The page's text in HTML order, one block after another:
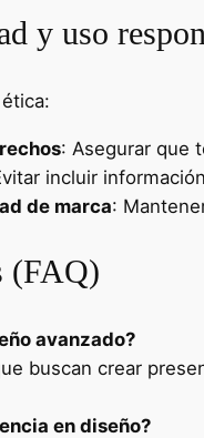
y uso
: Asegurar que
incluir
de marca:
(FAQ)
avanzado?
buscan crear
en diseño?